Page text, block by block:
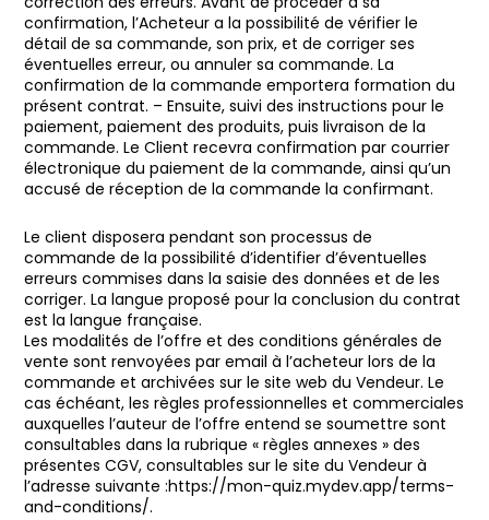
confirmation, l’Acheteur a la possibilité de vérifier le
détail de sa commande, son prix, et de corriger ses
éventuelles erreur, ou annuler sa commande. La
confirmation de la commande emportera formation du
présent contrat. – Ensuite, suivi des instructions pour le
paiement, paiement des produits, puis livraison de la
commande. Le Client recevra confirmation par courrier
électronique du paiement de la commande, ainsi qu’un
accusé de réception de la commande la confirmant.
Le client disposera pendant son processus de
commande de la possibilité d’identifier d’éventuelles
erreurs commises dans la saisie des données et de les
corriger. La langue proposé pour la conclusion du contrat
est la langue française.
Les modalités de l’offre et des conditions générales de
vente sont renvoyées par email à l’acheteur lors de la
commande et archivées sur le site web du Vendeur. Le
cas échéant, les règles professionnelles et commerciales
auxquelles l’auteur de l’offre entend se soumettre sont
consultables dans la rubrique « règles annexes » des
présentes CGV, consultables sur le site du Vendeur à
l’adresse suivante :https://mon-quiz.mydev.app/terms-
and-conditions/.